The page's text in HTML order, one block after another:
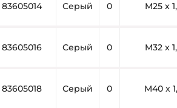
83605014 Серый 0 M25 x
83605016 Серый 0 M32 x
83605018 Серый 0 M40 x